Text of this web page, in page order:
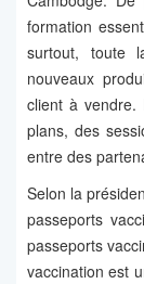
formation
surtout, toute
nouveaux
client à vendre.
plans, des
entre des
Selon la
passeports
passeports
vaccination est